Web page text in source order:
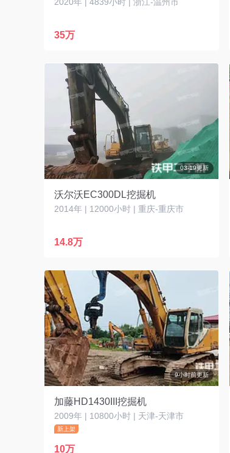
35万
03-19更新
沃尔沃EC300DL挖掘机
2014年 | 12000小时 | 重庆-重庆市
14.8万
9小时前更新
加藤HD1430III挖掘机
2009年 | 10800小时 | 天津-天津市
新上架
10万